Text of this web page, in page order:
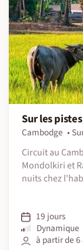
Sur les
Cambodge
Circuit au
Mondolkiri et
nuits chez
19 jours
Dynamique
à partir de 6